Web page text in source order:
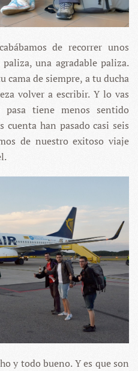
de recorrer unos
una agradable paliza.
cama de siempre, a tu ducha
volver a escribir.Y lo vas
tiene menos sentido
cuenta han pasado casi seis
de nuestro exitoso viaje
y todo bueno. Y es que son